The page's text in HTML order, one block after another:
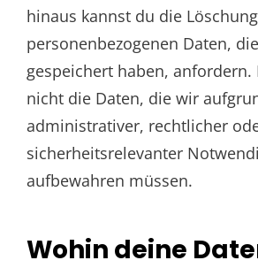
hinaus kannst du die
personenbezogenen Daten,
gespeichert haben, anfordern.
nicht die Daten, die wir
administrativer, rechtlicher
sicherheitsrelevanter
aufbewahren müssen.
Wohin deine